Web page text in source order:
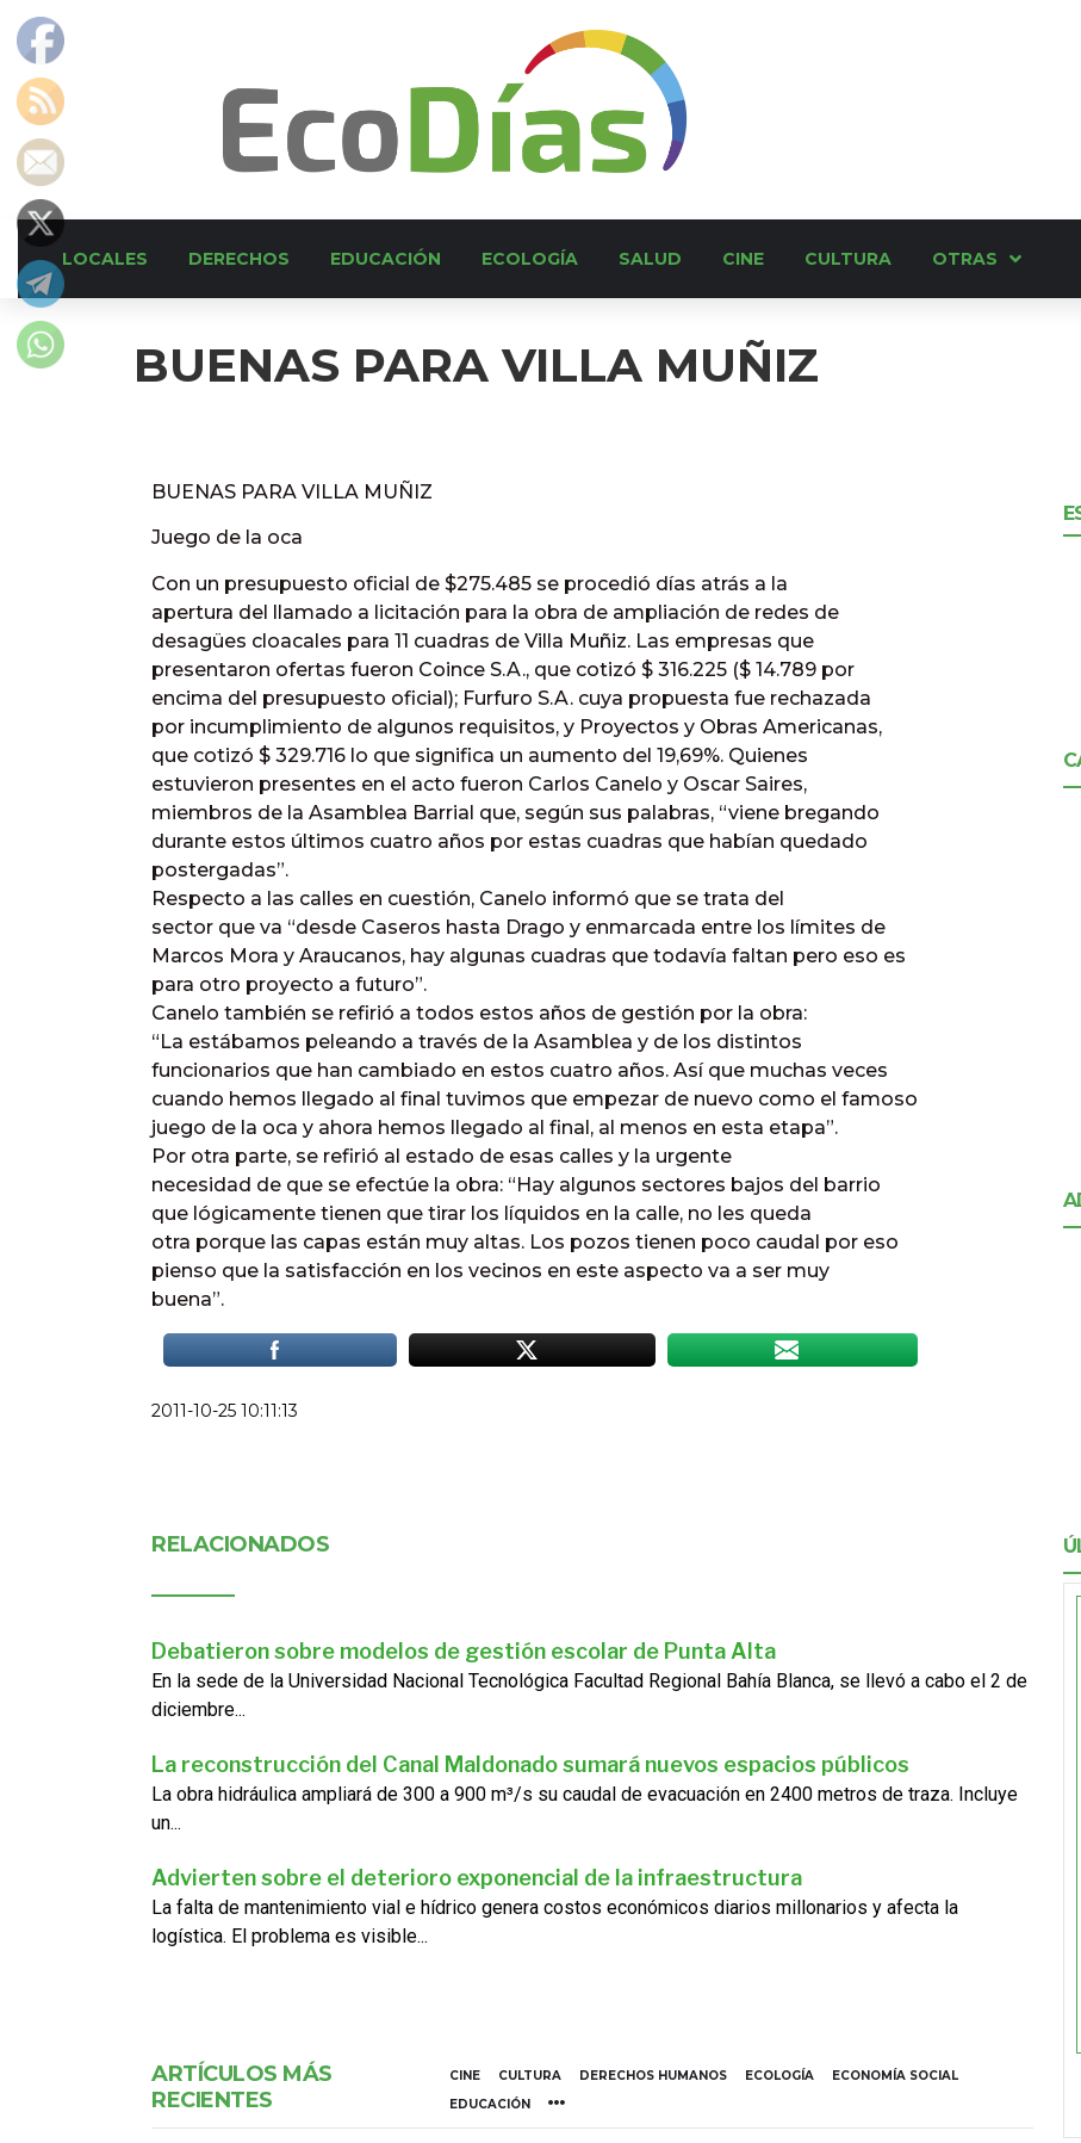
LOCALES DERECHOS EDUCACIÓN ECOLOGÍA SALUD CINE CULTURA OTRAS
BUENAS PARA VILLA MUÑIZ
BUENAS PARA VILLA MUÑIZ
Juego de la oca
Con un presupuesto oficial de $275.485 se procedió días atrás a la
apertura del llamado a licitación para la obra de ampliación de redes de
desagües cloacales para 11 cuadras de Villa Muñiz. Las empresas que
presentaron ofertas fueron Coince S.A., que cotizó $ 316.225 ($ 14.789 por
encima del presupuesto oficial); Furfuro S.A. cuya propuesta fue rechazada
por incumplimiento de algunos requisitos, y Proyectos y Obras Americanas,
que cotizó $ 329.716 lo que significa un aumento del 19,69%. Quienes
estuvieron presentes en el acto fueron Carlos Canelo y Oscar Saires,
miembros de la Asamblea Barrial que, según sus palabras, “viene bregando
durante estos últimos cuatro años por estas cuadras que habían quedado
postergadas”.
Respecto a las calles en cuestión, Canelo informó que se trata del
sector que va “desde Caseros hasta Drago y enmarcada entre los límites de
Marcos Mora y Araucanos, hay algunas cuadras que todavía faltan pero eso es
para otro proyecto a futuro”.
Canelo también se refirió a todos estos años de gestión por la obra:
“La estábamos peleando a través de la Asamblea y de los distintos
funcionarios que han cambiado en estos cuatro años. Así que muchas veces
cuando hemos llegado al final tuvimos que empezar de nuevo como el famoso
juego de la oca y ahora hemos llegado al final, al menos en esta etapa”.
Por otra parte, se refirió al estado de esas calles y la urgente
necesidad de que se efectúe la obra: “Hay algunos sectores bajos del barrio
que lógicamente tienen que tirar los líquidos en la calle, no les queda
otra porque las capas están muy altas. Los pozos tienen poco caudal por eso
pienso que la satisfacción en los vecinos en este aspecto va a ser muy
buena”.
2011-10-25 10:11:13
RELACIONADOS
Debatieron sobre modelos de gestión escolar de Punta Alta
En la sede de la Universidad Nacional Tecnológica Facultad Regional Bahía Blanca, se llevó a cabo el 2 de
diciembre...
La reconstrucción del Canal Maldonado sumará nuevos espacios públicos
La obra hidráulica ampliará de 300 a 900 m³/s su caudal de evacuación en 2400 metros de traza. Incluye
un...
Advierten sobre el deterioro exponencial de la infraestructura
La falta de mantenimiento vial e hídrico genera costos económicos diarios millonarios y afecta la
logística. El problema es visible...
ARTÍCULOS MÁS
RECIENTES
CINE CULTURA DERECHOS HUMANOS ECOLOGÍA
ECONOMÍA SOCIAL
EDUCACIÓN